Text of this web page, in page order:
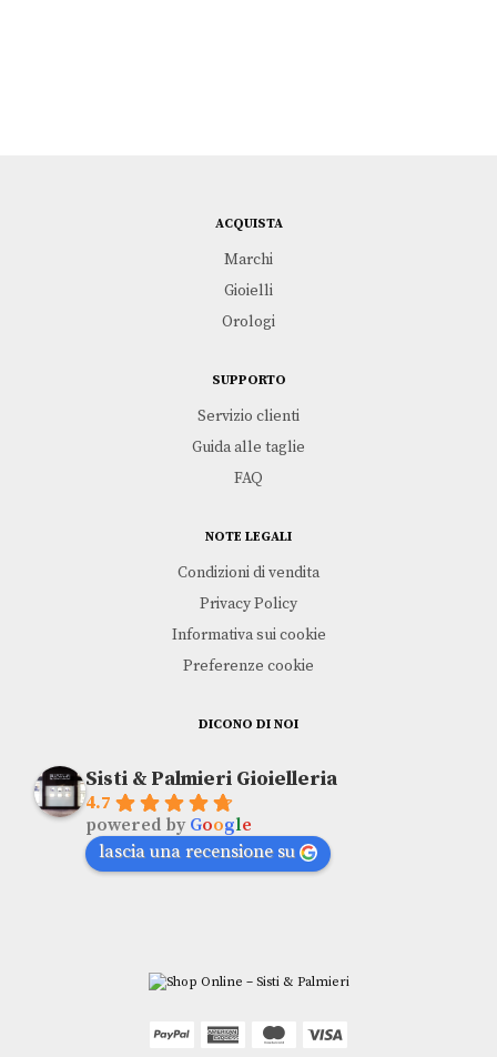
ACQUISTA
Marchi
Gioielli
Orologi
SUPPORTO
Servizio clienti
Guida alle taglie
FAQ
NOTE LEGALI
Condizioni di vendita
Privacy Policy
Informativa sui cookie
Preferenze cookie
DICONO DI NOI
Sisti & Palmieri Gioielleria
4.7
powered by Google
lascia una recensione su